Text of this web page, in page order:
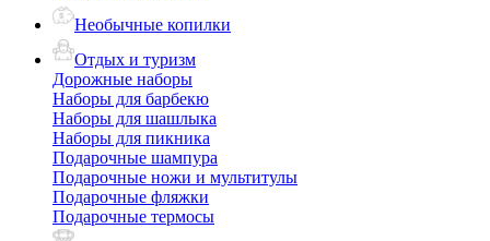
Необычные копилки
Отдых и туризм
Дорожные наборы
Наборы для барбекю
Наборы для шашлыка
Наборы для пикника
Подарочные шампура
Подарочные ножи и мультитулы
Подарочные фляжки
Подарочные термосы